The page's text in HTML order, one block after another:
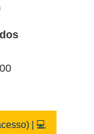
| 💻